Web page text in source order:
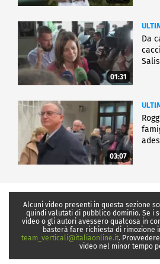
01:31
Da
03:07
Alcuni video presenti in questa sezione
quindi valutati di pubblico dominio. Se i
video o gli autori avessero qualcosa in
basterà fare richiesta di rimozione
team_verticali@italiaonline.it.
video nel minor tempo